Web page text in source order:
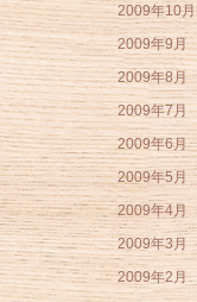
2009年10月
2009年9月
2009年8月
2009年7月
2009年6月
2009年5月
2009年4月
2009年3月
2009年2月